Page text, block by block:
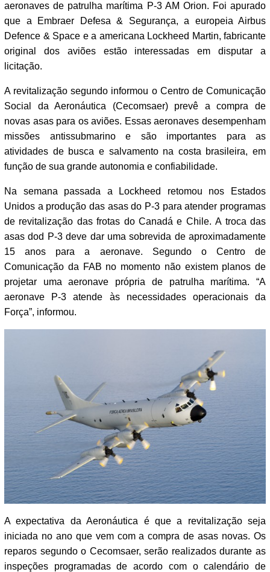
aeronaves de patrulha marítima P-3 AM Orion. Foi apurado
que a Embraer Defesa & Segurança, a europeia Airbus
Defence & Space e a americana Lockheed Martin, fabricante
original dos aviões estão interessadas em disputar a
licitação.
A revitalização segundo informou o Centro de Comunicação
Social da Aeronáutica (Cecomsaer) prevê a compra de
novas asas para os aviões. Essas aeronaves desempenham
missões antissubmarino e são importantes para as
atividades de busca e salvamento na costa brasileira, em
função de sua grande autonomia e confiabilidade.
Na semana passada a Lockheed retomou nos Estados
Unidos a produção das asas do P-3 para atender programas
de revitalização das frotas do Canadá e Chile. A troca das
asas dod P-3 deve dar uma sobrevida de aproximadamente
15 anos para a aeronave. Segundo o Centro de
Comunicação da FAB no momento não existem planos de
projetar uma aeronave própria de patrulha marítima. “A
aeronave P-3 atende às necessidades operacionais da
Força”, informou.
A expectativa da Aeronáutica é que a revitalização seja
iniciada no ano que vem com a compra de asas novas. Os
reparos segundo o Cecomsaer, serão realizados durante as
inspeções programadas de acordo com o calendário de